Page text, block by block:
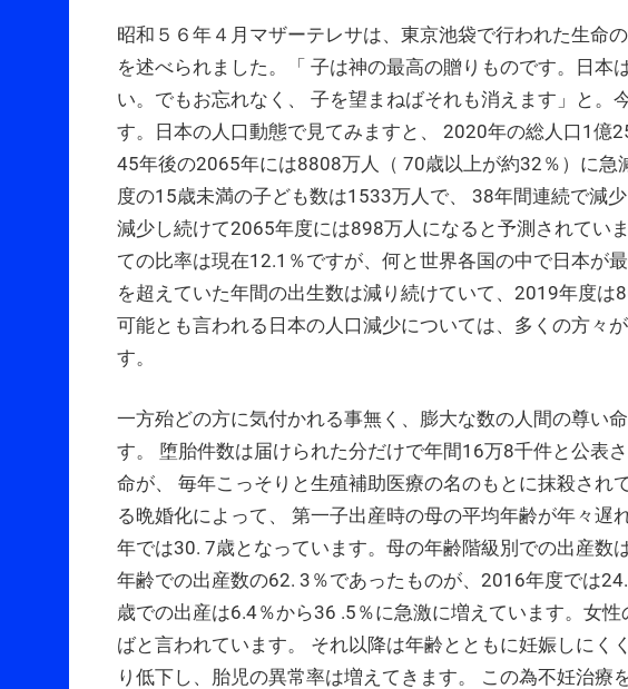
昭和５６年４月マザーテレサは、東京池袋で行われた生命
を述べられました。「 子は神の最高の贈りものです。日本
い。でもお忘れなく、 子を望まねばそれも消えます」と。
す。日本の人口動態で見てみますと、 2020年の総人口1億
45年後の2065年には8808万人（ 70歳以上が約32％）に急
度の15歳未満の子ども数は1533万人で、 38年間連続で減
減少し続けて2065年度には898万人になると予測されてい
ての比率は現在12.1％ですが、何と世界各国の中で日本が
を超えていた年間の出生数は減り続けていて、2019年度は
可能とも言われる日本の人口減少については、多くの方々
す。
一方殆どの方に気付かれる事無く、膨大な数の人間の尊い
す。 堕胎件数は届けられた分だけで年間16万8千件と公表
命が、 毎年こっそりと生殖補助医療の名のもとに抹殺され
る晩婚化によって、 第一子出産時の母の平均年齢が年々
年では30. 7歳となっています。母の年齢階級別での出産数
年齢での出産数の62. 3％であったものが、2016年度では
歳での出産は6.4％から36 .5％に急激に増えています。女
ばと言われています。 それ以降は年齢とともに妊娠しにく
り低下し、胎児の異常率は増えてきます。 この為不妊治療